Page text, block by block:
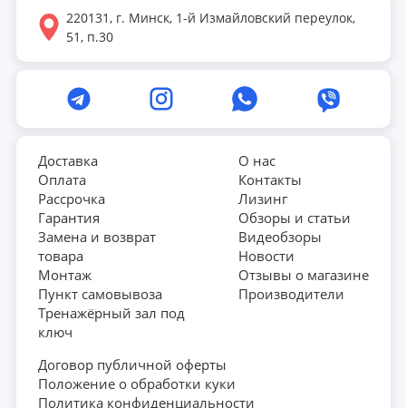
220131, г. Минск, 1-й Измайловский переулок,
51, п.30
Доставка
Оплата
Рассрочка
Гарантия
Замена и возврат
товара
Монтаж
Пункт самовывоза
Тренажёрный зал под
ключ
О нас
Контакты
Лизинг
Обзоры и статьи
Видеобзоры
Новости
Отзывы о магазине
Производители
Договор публичной оферты
Положение о обработки куки
Политика конфиденциальности